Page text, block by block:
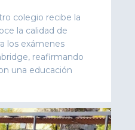
colegio recibe la
la calidad de
los exámenes
reafirmando
una educación